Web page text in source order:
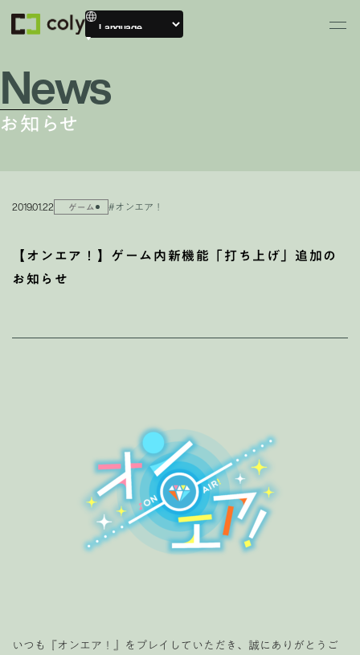
News
お知らせ
2019.01.22 ゲーム #オンエア！
【オンエア！】ゲーム内新機能「打ち上げ」追加の
お知らせ
いつも『オンエア！』をプレイしていただき、誠にありがとうご